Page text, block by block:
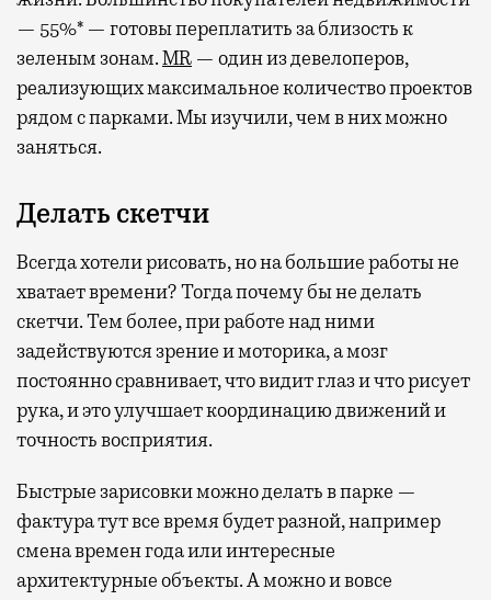
— 55%* — готовы переплатить за близость к
зеленым зонам.MR — один из девелоперов,
реализующих максимальное количество проектов
рядом с парками. Мы изучили, чем в них можно
заняться.
Делать скетчи
Всегда хотели рисовать, но на большие работы не
хватает времени? Тогда почему бы не делать
скетчи. Тем более, при работе над ними
задействуются зрение и моторика, а мозг
постоянно сравнивает, что видит глаз и что рисует
рука, и это улучшает координацию движений и
точность восприятия.
Быстрые зарисовки можно делать в парке —
фактура тут все время будет разной, например
смена времен года или интересные
архитектурные объекты. А можно и вовсе